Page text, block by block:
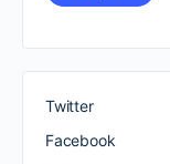
Twitter
Facebook